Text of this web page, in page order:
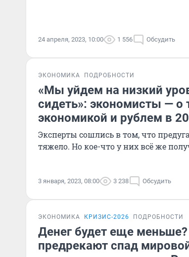
24 апреля, 2023, 10:00 1 556 Обсудить
ЭКОНОМИКА ПОДРОБНОСТИ
«Мы уйдем на низкий
сидеть»: экономисты — о
экономикой и рублем в
Эксперты сошлись в том, что
тяжело. Но кое-что у них всё же
3 января, 2023, 08:00 3 238 Обсудить
ЭКОНОМИКА КРИЗИС-2026 ПОДРОБНОСТИ
Денег будет еще
предрекают спад